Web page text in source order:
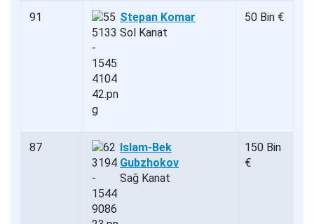
91
Stepan Komar
Sol Kanat
50 Bin €
87
Islam-Bek
Gubzhokov
Sağ Kanat
150 Bin
€